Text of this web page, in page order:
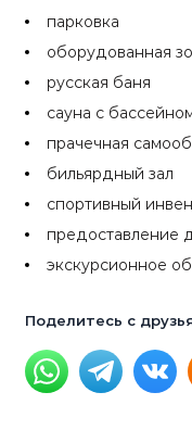
парковка
оборудованная
русская баня
сауна с
прачечная
бильярдный зал
спортивный
предоставление
экскурсионное
Поделитесь с